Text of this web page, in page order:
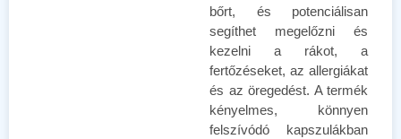
bőrt, és potenciálisan
segíthet megelőzni és
kezelni a rákot, a
fertőzéseket, az allergiákat
és az öregedést. A termék
kényelmes, könnyen
felszívódó kapszulákban